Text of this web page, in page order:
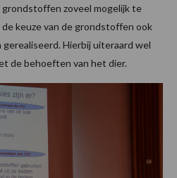
zoveel mogelijk te
keuze van de grondstoffen ook
Hierbij uiteraard wel
de behoeften van het dier.